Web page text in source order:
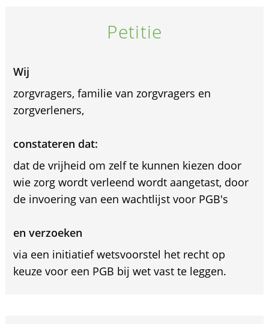
Petitie
Wij
zorgvragers, familie van zorgvragers en
zorgverleners,
constateren dat:
dat de vrijheid om zelf te kunnen kiezen door
wie zorg wordt verleend wordt aangetast, door
de invoering van een wachtlijst voor PGB's
en verzoeken
via een initiatief wetsvoorstel het recht op
keuze voor een PGB bij wet vast te leggen.